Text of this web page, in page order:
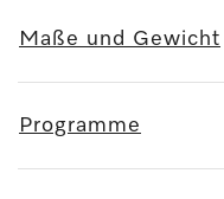
Maße und Gewicht
Programme